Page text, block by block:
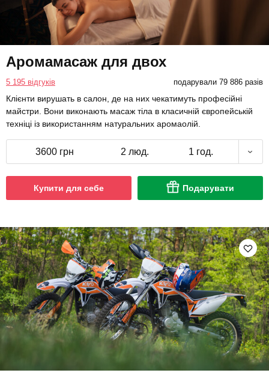
Аромамасаж для двох
5 195 відгуків подарували 79 886 разів
Клієнти вирушать в салон, де на них чекатимуть професійні
майстри. Вони виконають масаж тіла в класичній європейській
техніці із використанням натуральних аромаолій.
3600 грн 2 люд. 1 год.
Купити для себе Подарувати